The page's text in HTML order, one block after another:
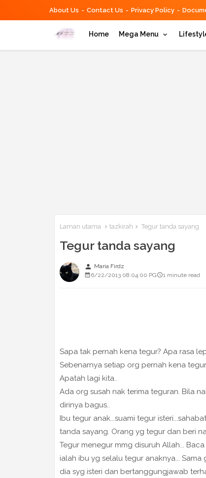
About Us Contact Us Privacy Policy
Home Mega Menu
Laman utama tazkirah Tegur tanda sayang
Tegur tanda sayang
person Maria Firdz
6/22/2013 08:04:00 PG
1 minute read
Sapa tak pernah kena tegur? Apa rasa
Sebenarnya setiap org pernah kena
Apatah lagi kita..
Ada org susah nak terima teguran. Bila
dirinya bagus..
Ibu tegur anak...suami tegur
tanda sayang. Orang yg tegur dan beri
Tegur menegur mmg disuruh Allah...
ialah ibu yg selalu tegur anaknya...
dia syg isteri dan bertanggungjawab